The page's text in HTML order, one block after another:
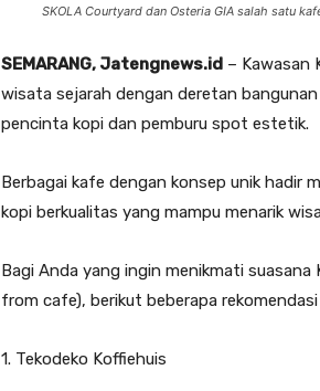
SKOLA Courtyard dan Osteria GIA salah satu
SEMARANG, Jatengnews.id – Kawasan
wisata sejarah dengan deretan
pencinta kopi dan pemburu spot estetik.
Berbagai kafe dengan konsep unik hadir
kopi berkualitas yang mampu menarik
Bagi Anda yang ingin menikmati
from cafe), berikut beberapa
1. Tekodeko Koffiehuis